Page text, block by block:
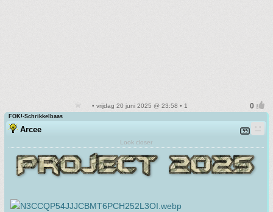
• vrijdag 20 juni 2025 @ 23:58 • 1
FOK!-Schrikkelbaas
Arcee
Look closer